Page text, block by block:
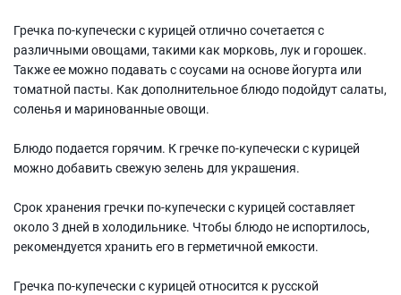
Гречка по-купечески с курицей отлично сочетается с
различными овощами, такими как морковь, лук и горошек.
Также ее можно подавать с соусами на основе йогурта или
томатной пасты. Как дополнительное блюдо подойдут салаты,
соленья и маринованные овощи.
Блюдо подается горячим. К гречке по-купечески с курицей
можно добавить свежую зелень для украшения.
Срок хранения гречки по-купечески с курицей составляет
около 3 дней в холодильнике. Чтобы блюдо не испортилось,
рекомендуется хранить его в герметичной емкости.
Гречка по-купечески с курицей относится к русской